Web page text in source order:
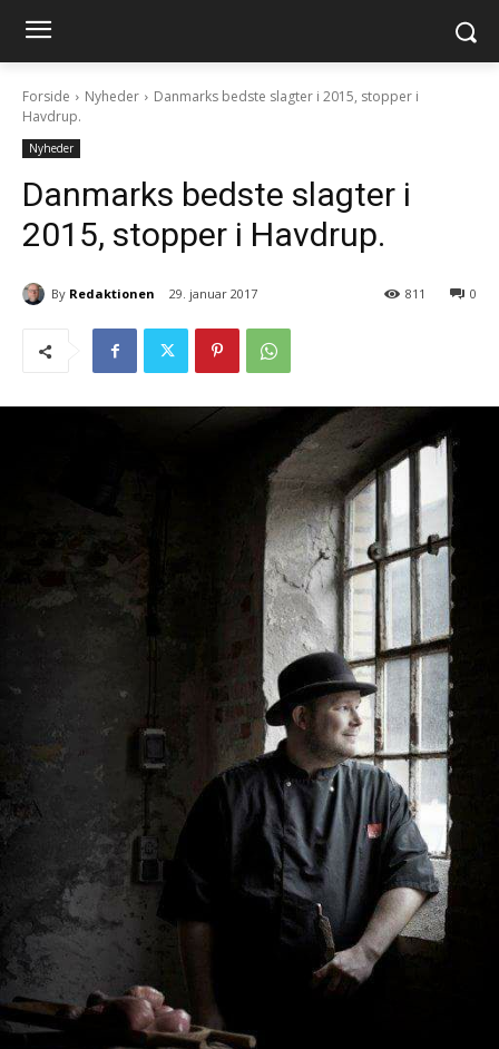
Forside Nyheder
Danmarks bedste slagter i 2015, stopper i
Havdrup.
Nyheder
Danmarks bedste slagter i
2015, stopper i Havdrup.
By Redaktionen 29. januar 2017 0
811